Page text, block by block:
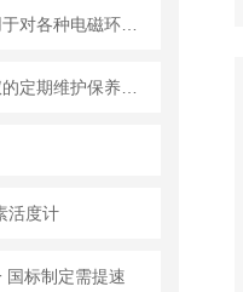
活度计
国标制定需提速